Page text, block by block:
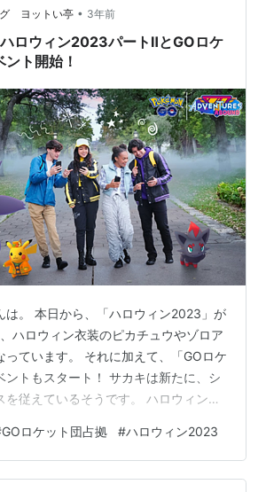
っていたエヴァンゲリオ…
ヨットい亭 • 3年前
ロウィン2023パートⅡとGOロケ
ト開始！
は。 本日から、「ハロウィン2023」が
ハロウィン衣装のピカチュウやゾロア
っています。 それに加えて、「GOロケ
ントもスタート！ サカキは新たに、シ
を従えているそうです。 ハロウィンコ
イベントボーナス 出現ポケモン 野生
ン レイドバトル シャドウレイド フィ
スク 12kmタマゴ 終わりに… イベント
GOロケット団占拠 #ハロウィン2023